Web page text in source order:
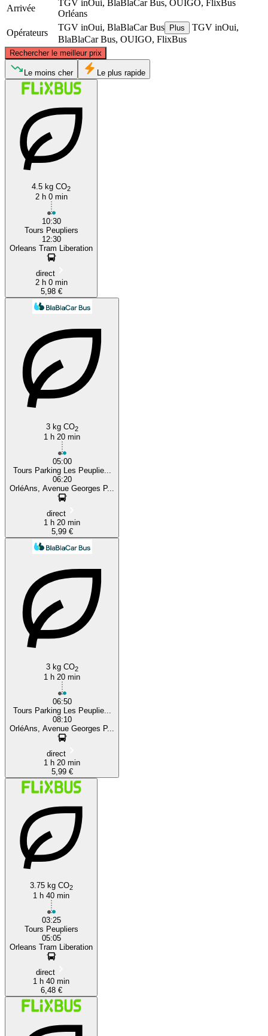
Arrivée
TGV inOui, BlaBlaCar Bus, OUIGO, FlixBus
Orléans
Opérateurs
TGV inOui, BlaBlaCar Bus Plus
TGV inOui,
BlaBlaCar Bus, OUIGO, FlixBus
Rechercher le meilleur prix
Tours
©CARTO, ©OpenStreetMap
Le moins cher Le plus rapide
4.5 kg CO2
2 h 0 min
10:30
Tours Peupliers
12:30
Orleans Tram Liberation
direct
2 h 0 min
5,98 €
3 kg CO2
1 h 20 min
05:00
Tours Parking Les Peuplie...
06:20
OrléAns, Avenue Georges P...
direct
1 h 20 min
5,99 €
3 kg CO2
1 h 20 min
06:50
Tours Parking Les Peuplie...
08:10
OrléAns, Avenue Georges P...
direct
1 h 20 min
5,99 €
3.75 kg CO2
1 h 40 min
03:25
Tours Peupliers
05:05
Orleans Tram Liberation
direct
1 h 40 min
6,48 €